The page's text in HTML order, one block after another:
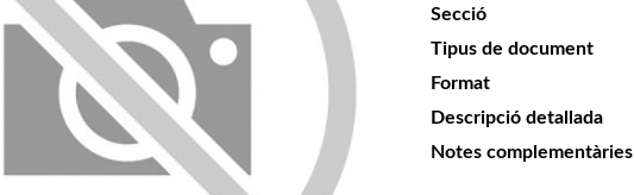
Secció
Tipus de document
Format
Descripció detallada
Notes complementàries